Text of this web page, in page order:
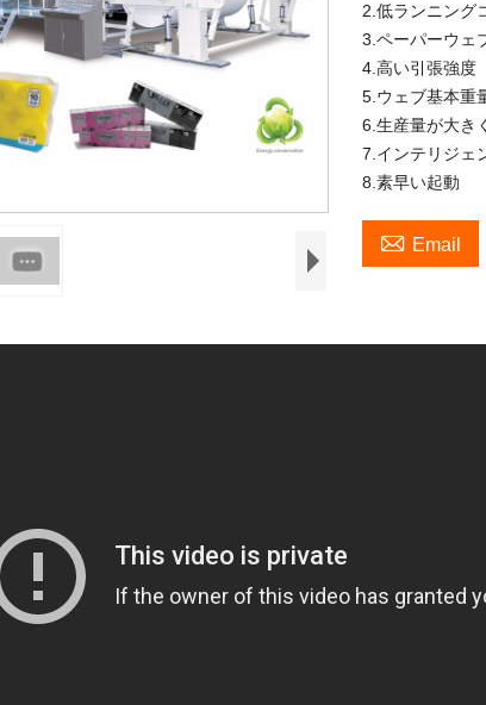
2.低ランニング
3.ペーパーウェ
4.高い引張強度
5.ウェブ基本重
6.生産量が大き
7.インテリジェ
8.素早い起動
 Email